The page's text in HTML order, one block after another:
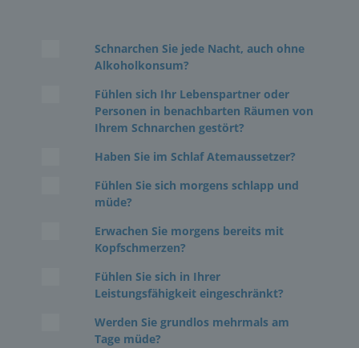
Schnarchen Sie jede Nacht, auch ohne
Alkoholkonsum?
Fühlen sich Ihr Lebenspartner oder
Personen in benachbarten Räumen von
Ihrem Schnarchen gestört?
Haben Sie im Schlaf Atemaussetzer?
Fühlen Sie sich morgens schlapp und
müde?
Erwachen Sie morgens bereits mit
Kopfschmerzen?
Fühlen Sie sich in Ihrer
Leistungsfähigkeit eingeschränkt?
Werden Sie grundlos mehrmals am
Tage müde?